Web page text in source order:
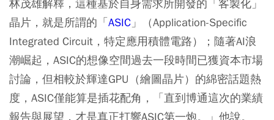
林茂雄解釋，這種基於自身需求所開發的「客製化」
晶片，就是所謂的「ASIC 」（Application-Specific
Integrated Circuit，特定應用積體電路）；隨著AI浪
潮崛起，ASIC的想像空間過去一段時間已獲資本市場
討論，但相較於輝達GPU（繪圖晶片）的綿密話題熱
度，ASIC僅能算是插花配角，「直到博通這次的業績
報告與展望，才是真正打響ASIC第一炮。」他說。